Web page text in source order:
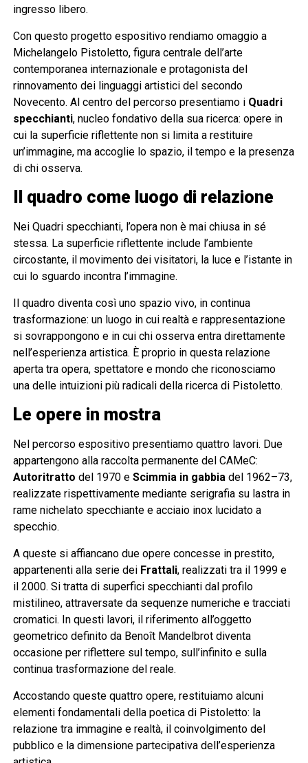
ingresso libero.
Con questo progetto espositivo rendiamo omaggio a
Michelangelo Pistoletto, figura centrale dell’arte
contemporanea internazionale e protagonista del
rinnovamento dei linguaggi artistici del secondo
Novecento. Al centro del percorso presentiamo i Quadri
specchianti, nucleo fondativo della sua ricerca: opere in
cui la superficie riflettente non si limita a restituire
un’immagine, ma accoglie lo spazio, il tempo e la presenza
di chi osserva.
Il quadro come luogo di relazione
Nei Quadri specchianti, l’opera non è mai chiusa in sé
stessa. La superficie riflettente include l’ambiente
circostante, il movimento dei visitatori, la luce e l’istante in
cui lo sguardo incontra l’immagine.
Il quadro diventa così uno spazio vivo, in continua
trasformazione: un luogo in cui realtà e rappresentazione
si sovrappongono e in cui chi osserva entra direttamente
nell’esperienza artistica. È proprio in questa relazione
aperta tra opera, spettatore e mondo che riconosciamo
una delle intuizioni più radicali della ricerca di Pistoletto.
Le opere in mostra
Nel percorso espositivo presentiamo quattro lavori. Due
appartengono alla raccolta permanente del CAMeC:
Autoritratto del 1970 eScimmia in gabbia del 1962–73,
realizzate rispettivamente mediante serigrafia su lastra in
rame nichelato specchiante e acciaio inox lucidato a
specchio.
A queste si affiancano due opere concesse in prestito,
appartenenti alla serie dei Frattali, realizzati tra il 1999 e
il 2000. Si tratta di superfici specchianti dal profilo
mistilineo, attraversate da sequenze numeriche e tracciati
cromatici. In questi lavori, il riferimento all’oggetto
geometrico definito da Benoît Mandelbrot diventa
occasione per riflettere sul tempo, sull’infinito e sulla
continua trasformazione del reale.
Accostando queste quattro opere, restituiamo alcuni
elementi fondamentali della poetica di Pistoletto: la
relazione tra immagine e realtà, il coinvolgimento del
pubblico e la dimensione partecipativa dell’esperienza